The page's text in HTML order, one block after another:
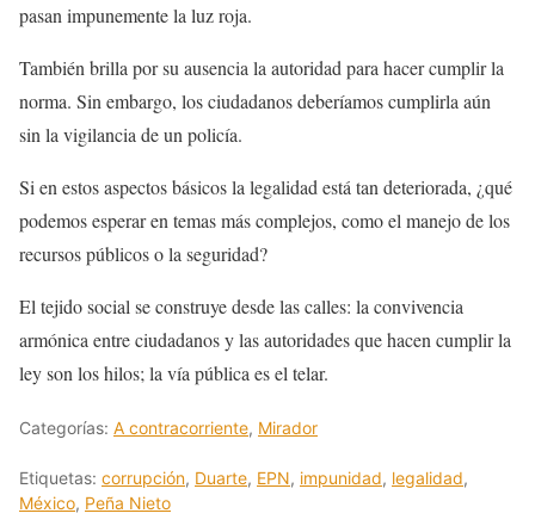
pasan impunemente la luz roja.
También brilla por su ausencia la autoridad para hacer cumplir la
norma. Sin embargo, los ciudadanos deberíamos cumplirla aún
sin la vigilancia de un policía.
Si en estos aspectos básicos la legalidad está tan deteriorada, ¿qué
podemos esperar en temas más complejos, como el manejo de los
recursos públicos o la seguridad?
El tejido social se construye desde las calles: la convivencia
armónica entre ciudadanos y las autoridades que hacen cumplir la
ley son los hilos; la vía pública es el telar.
Categorías: A contracorriente, Mirador
Etiquetas: corrupción, Duarte, EPN, impunidad, legalidad,
México, Peña Nieto